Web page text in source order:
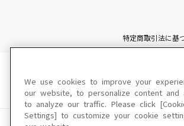
特定商取引法に基
このサイトに掲
We use cookies to improve your
our website, to personalize content and
to analyze our traffic. Please click
Settings] to customize your cookie